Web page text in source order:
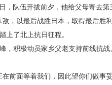
，队伍开拔前夕，他给父母寄去第
敌，以最后战胜日本，取得最后胜
上了北上抗日征程。
，积极动员家乡父老支持前线抗
在前面等着我们，因此望你们做事